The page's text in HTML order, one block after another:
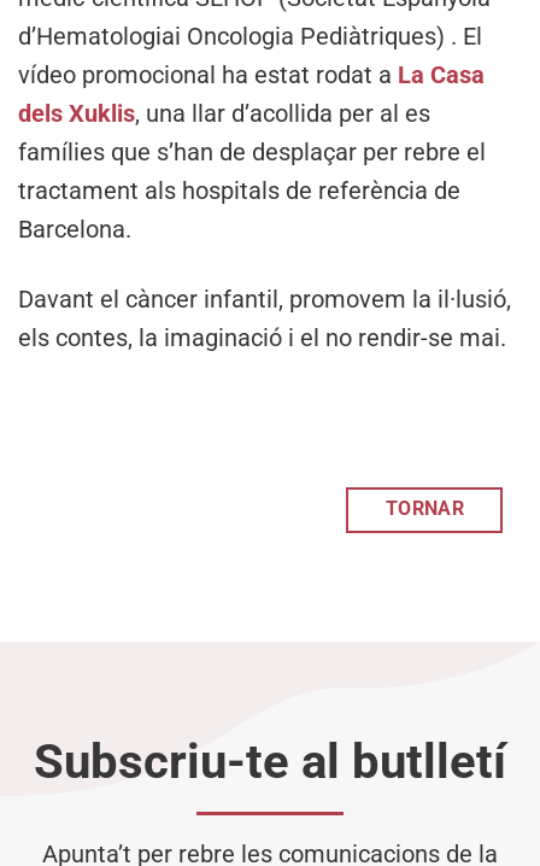
d’Hematologiai Oncologia Pediàtriques) . El
vídeo promocional ha estat rodat a La Casa
dels Xuklis, una llar d’acollida per al es
famílies que s’han de desplaçar per rebre el
tractament als hospitals de referència de
Barcelona.
Davant el càncer infantil, promovem la il·lusió,
els contes, la imaginació i el no rendir-se mai.
TORNAR
Subscriu-te al butlletí
Apunta’t per rebre les comunicacions de la